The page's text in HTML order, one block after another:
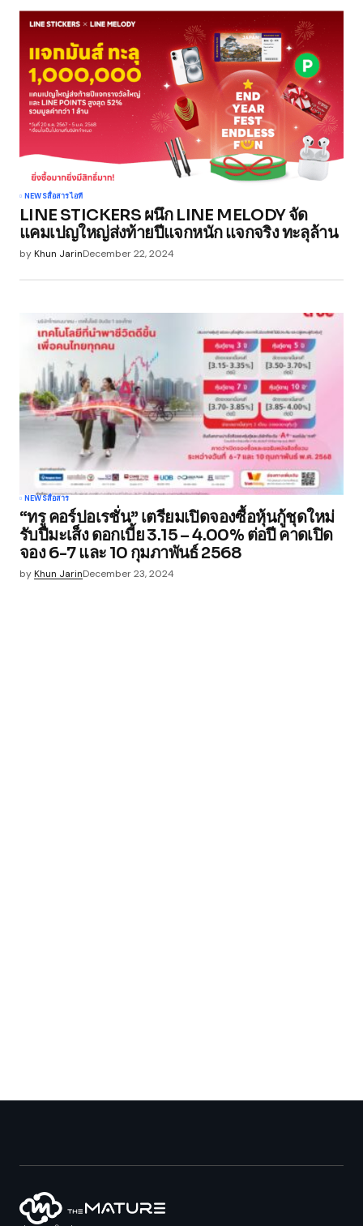
NEWSสื่อสารไอที
LINE STICKERS ผนึก LINE MELODY จัด
แคมเปญใหญ่ส่งท้ายปีแจกหนัก แจกจริง ทะลุล้าน
byKhun JarinDecember 22, 2024
NEWSสื่อสาร
“ทรู คอร์ปอเรชั่น” เตรียมเปิดจองซื้อหุ้นกู้ชุดใหม่
รับปีมะเส็ง ดอกเบี้ย 3.15 – 4.00% ต่อปี คาดเปิด
จอง 6-7 และ 10 กุมภาพันธ์ 2568
byKhun JarinDecember 23, 2024